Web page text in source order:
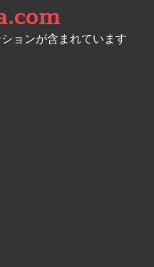
ョンが含まれています